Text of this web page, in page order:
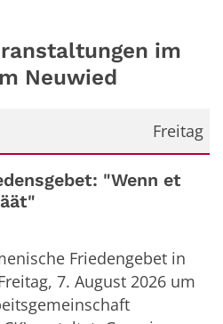
im
Neuwied
Freitag
"Wenn et
Friedengebet in
7. August 2026 um